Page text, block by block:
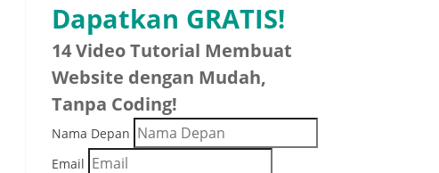
Dapatkan GRATIS!
14 Video Tutorial Membuat
Website dengan Mudah,
Tanpa Coding!
Nama Depan
Email